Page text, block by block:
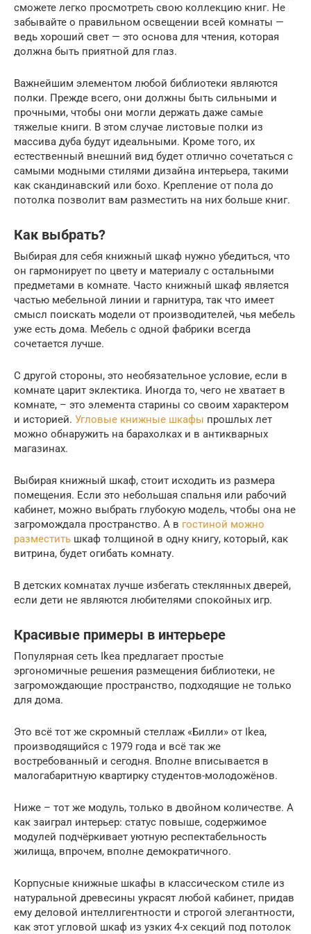
сможете легко просмотреть свою коллекцию книг. Не
забывайте о правильном освещении всей комнаты —
ведь хороший свет — это основа для чтения, которая
должна быть приятной для глаз.
Важнейшим элементом любой библиотеки являются
полки. Прежде всего, они должны быть сильными и
прочными, чтобы они могли держать даже самые
тяжелые книги. В этом случае листовые полки из
массива дуба будут идеальными. Кроме того, их
естественный внешний вид будет отлично сочетаться с
самыми модными стилями дизайна интерьера, такими
как скандинавский или бохо. Крепление от пола до
потолка позволит вам разместить на них больше книг.
Как выбрать?
Выбирая для себя книжный шкаф нужно убедиться, что
он гармонирует по цвету и материалу с остальными
предметами в комнате. Часто книжный шкаф является
частью мебельной линии и гарнитура, так что имеет
смысл поискать модели от производителей, чья мебель
уже есть дома. Мебель с одной фабрики всегда
сочетается лучше.
С другой стороны, это необязательное условие, если в
комнате царит эклектика. Иногда то, чего не хватает в
комнате, – это элемента старины со своим характером
и историей. Угловые книжные шкафы прошлых лет
можно обнаружить на барахолках и в антикварных
магазинах.
Выбирая книжный шкаф, стоит исходить из размера
помещения. Если это небольшая спальня или рабочий
кабинет, можно выбрать глубокую модель, чтобы она не
загромождала пространство. А в гостиной можно
разместить шкаф толщиной в одну книгу, который, как
витрина, будет огибать комнату.
В детских комнатах лучше избегать стеклянных дверей,
если дети не являются любителями спокойных игр.
Красивые примеры в интерьере
Популярная сеть Ikea предлагает простые
эргономичные решения размещения библиотеки, не
загромождающие пространство, подходящие не только
для дома.
Это всё тот же скромный стеллаж «Билли» от Ikea,
производящийся с 1979 года и всё так же
востребованный и сегодня. Вполне вписывается в
малогабаритную квартирку студентов-молодожёнов.
Ниже – тот же модуль, только в двойном количестве. А
как заиграл интерьер: статус повыше, содержимое
модулей подчёркивает уютную респектабельность
жилища, впрочем, вполне демократичного.
Корпусные книжные шкафы в классическом стиле из
натуральной древесины украсят любой кабинет, придав
ему деловой интеллигентности и строгой элегантности,
как этот угловой шкаф из узких 4-х секций под потолок